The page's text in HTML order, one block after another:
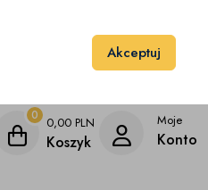
Dodaj przedmiot
0 0,00 PLN
Koszyk
Moje
Konto
Akceptuj